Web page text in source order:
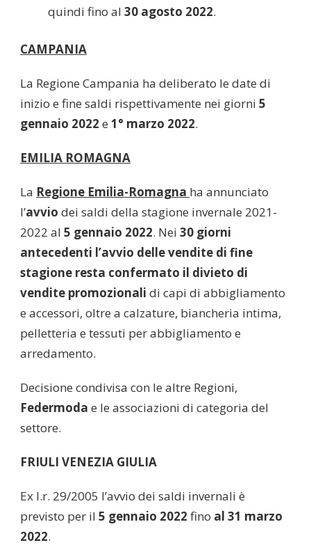
quindi fino al 30 agosto 2022.
CAMPANIA
La Regione Campania ha deliberato le date di
inizio e fine saldi rispettivamente nei giorni 5
gennaio 2022 e 1° marzo 2022.
EMILIA ROMAGNA
La Regione Emilia-Romagna ha annunciato
l’avvio dei saldi della stagione invernale 2021-
2022 al 5 gennaio 2022. Nei 30 giorni
antecedenti l’avvio delle vendite di fine
stagione resta confermato il divieto di
vendite promozionali di capi di abbigliamento
e accessori, oltre a calzature, biancheria intima,
pelletteria e tessuti per abbigliamento e
arredamento.
Decisione condivisa con le altre Regioni,
Federmoda e le associazioni di categoria del
settore.
FRIULI VENEZIA GIULIA
Ex l.r. 29/2005 l’avvio dei saldi invernali è
previsto per il 5 gennaio 2022 fino al 31 marzo
2022.